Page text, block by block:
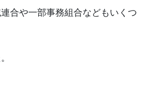
合や一部事務組合などもいくつ